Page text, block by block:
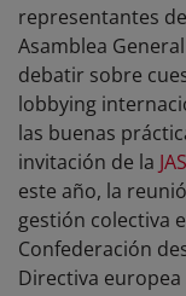
representantes
Asamblea
debatir sobre
lobbying
las buenas
invitación de la
este año, la
gestión colectiva
Confederación
Directiva